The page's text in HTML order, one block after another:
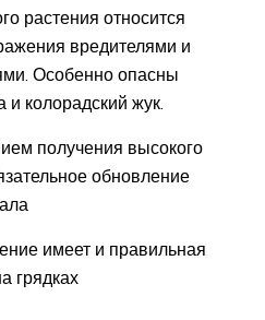
растения относится
вредителями и
Особенно опасны
колорадский жук.
получения высокого
обновление
имеет и правильная
грядках